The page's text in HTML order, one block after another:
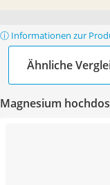
ⓘ Informationen zur
Ähnliche
Magnesium